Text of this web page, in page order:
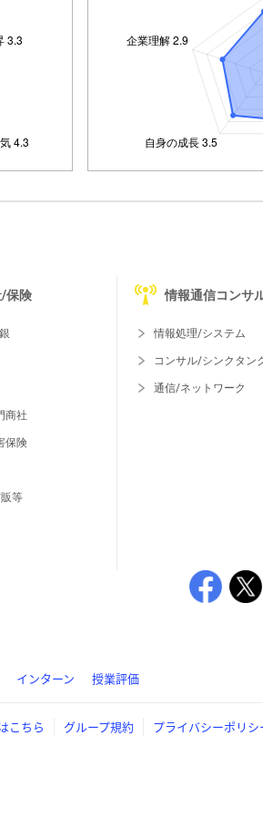
保険
商社
保険
等
情報通信コンサ
情報処理/システム
コンサル/シンクタン
通信/ネットワーク
インターン 授業評価
こちら グループ規約 プライバシーポリシ